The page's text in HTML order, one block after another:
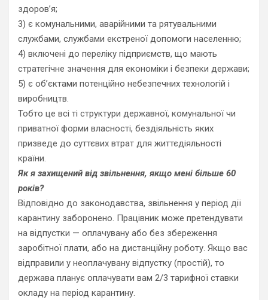
здоров’я;
3) є комунальними, аварійними та рятувальними
службами, службами екстреної допомоги населенню;
4) включені до переліку підприємств, що мають
стратегічне значення для економіки і безпеки держави;
5) є об’єктами потенційно небезпечних технологій і
виробництв.
Тобто це всі ті структури державної, комунальної чи
приватної форми власності, бездіяльність яких
призведе до суттєвих втрат для життєдіяльності
країни.
Як я захищений від звільнення, якщо мені більше 60
років?
Відповідно до законодавства, звільнення у період дії
карантину заборонено. Працівник може претендувати
на відпустки — оплачувану або без збереження
заробітної плати, або на дистанційну роботу. Якщо вас
відправили у неоплачувану відпустку (простій), то
держава планує оплачувати вам 2/3 тарифної ставки
окладу на період карантину.